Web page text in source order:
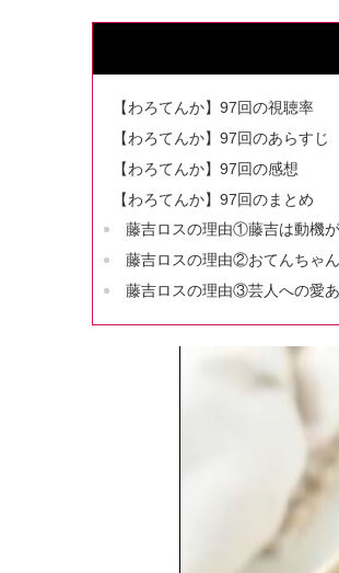
【わろてんか】97回の視聴率
【わろてんか】97回のあらすじ
【わろてんか】97回の感想
【わろてんか】97回のまとめ
藤吉ロスの理由①藤吉は動機
藤吉ロスの理由②おてんちゃ
藤吉ロスの理由③芸人への愛